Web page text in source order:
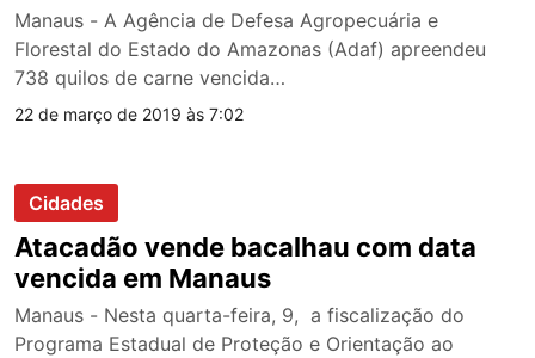
Manaus - A Agência de Defesa Agropecuária e
Florestal do Estado do Amazonas (Adaf) apreendeu
738 quilos de carne vencida…
22 de março de 2019 às 7:02
Cidades
Atacadão vende bacalhau com data
vencida em Manaus
Manaus - Nesta quarta-feira, 9, a fiscalização do
Programa Estadual de Proteção e Orientação ao